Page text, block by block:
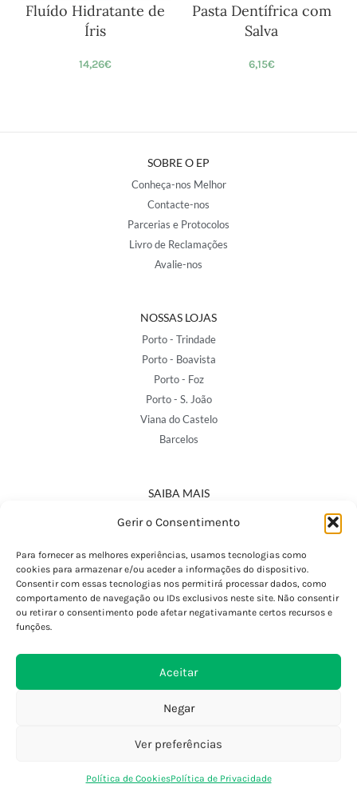
Gerir o Consentimento
Para fornecer as melhores experiências, usamos tecnologias como
cookies para armazenar e/ou aceder a informações do dispositivo.
Consentir com essas tecnologias nos permitirá processar dados, como
comportamento de navegação ou IDs exclusivos neste site. Não consentir
ou retirar o consentimento pode afetar negativamante certos recursos e
funções.
Aceitar
Negar
Ver preferências
Política de CookiesPolítica de Privacidade
Fluído Hidratante de
Íris
14,26€
Pasta Dentífrica com
Salva
6,15€
SOBRE O EP
Conheça-nos Melhor
Contacte-nos
Parcerias e Protocolos
Livro de Reclamações
Avalie-nos
NOSSAS LOJAS
Porto - Trindade
Porto - Boavista
Porto - Foz
Porto - S. João
Viana do Castelo
Barcelos
SAIBA MAIS
Política de Privacidade
Termos e Condições
Perguntas Frequentes
Custos de Envio
Encomendas Internacionais
Devoluções e Trocas